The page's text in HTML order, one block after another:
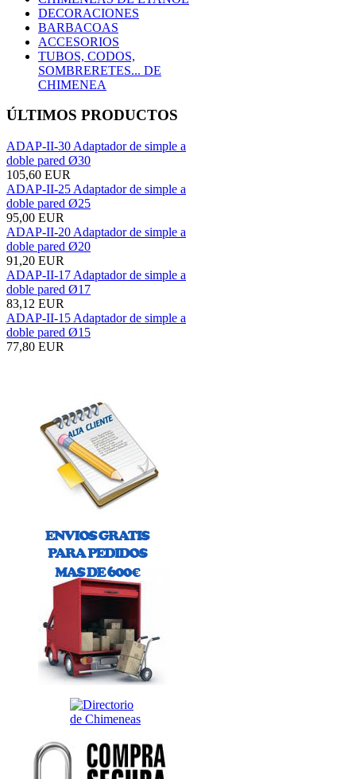
DECORACIONES
BARBACOAS
ACCESORIOS
TUBOS, CODOS,
SOMBRERETES... DE
CHIMENEA
ÚLTIMOS PRODUCTOS
ADAP-II-30 Adaptador de simple a
doble pared Ø30
105,60 EUR
ADAP-II-25 Adaptador de simple a
doble pared Ø25
95,00 EUR
ADAP-II-20 Adaptador de simple a
doble pared Ø20
91,20 EUR
ADAP-II-17 Adaptador de simple a
doble pared Ø17
83,12 EUR
ADAP-II-15 Adaptador de simple a
doble pared Ø15
77,80 EUR